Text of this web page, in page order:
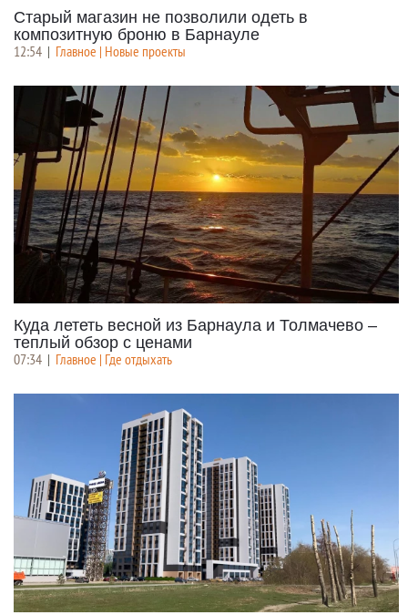
Старый магазин не позволили одеть в
композитную броню в Барнауле
12:54 | Главное | Новые проекты
Куда лететь весной из Барнаула и Толмачево –
теплый обзор с ценами
07:34 Главное | Где отдыхать